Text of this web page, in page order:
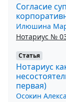
Согласие
Илюшина
Нотариус №
Статья
Нотариус
первая)
Осокин